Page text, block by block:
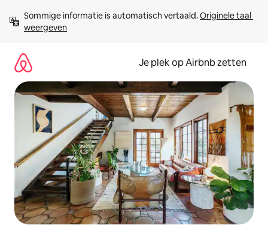
direct
naar
Sommige informatie is automatisch vertaald. Originele taal
weergeven
Je plek op Airbnb zetten